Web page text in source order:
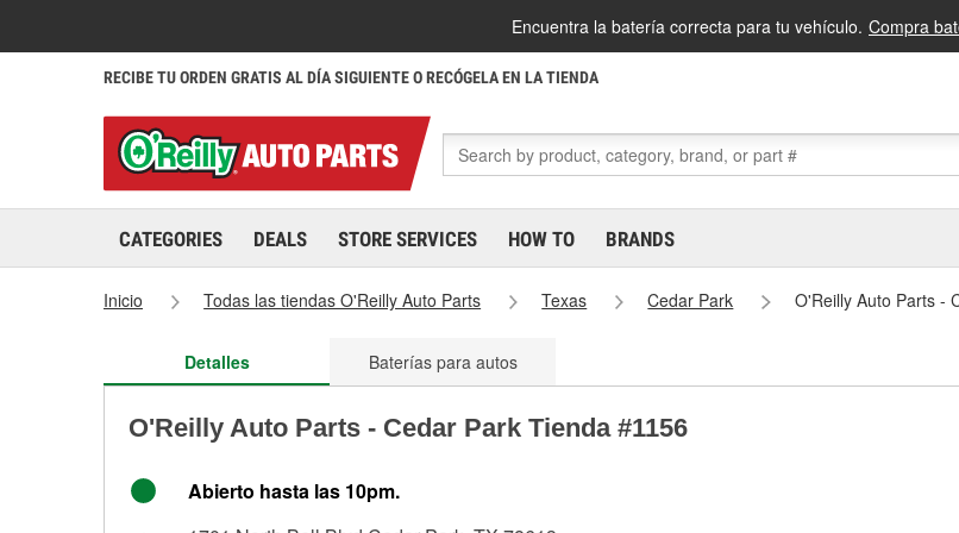
Encuentra la batería correcta para tu vehículo. Compra
RECIBE TU ORDEN GRATIS AL DÍA SIGUIENTE O RECÓGELA EN LA TIENDA
CATEGORIES DEALS STORE SERVICES HOW TO BRANDS
Inicio Todas las tiendas O'Reilly Auto Parts Texas Cedar Park O'Reilly Auto Parts -
Detalles Baterías para autos
O'Reilly Auto Parts - Cedar Park Tienda #1156
Abierto hasta las 10pm.